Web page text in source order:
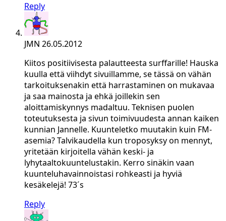
Reply
JMN 26.05.2012
Kiitos positiivisesta palautteesta surffarille! Hauska
kuulla että viihdyt sivuillamme, se tässä on vähän
tarkoituksenakin että harrastaminen on mukavaa
ja saa mainosta ja ehkä joillekin sen
aloittamiskynnys madaltuu. Teknisen puolen
toteutuksesta ja sivun toimivuudesta annan kaiken
kunnian Jannelle. Kuunteletko muutakin kuin FM-
asemia? Talvikaudella kun troposyksy on mennyt,
yritetään kirjoitella vähän keski- ja
lyhytaaltokuuntelustakin. Kerro sinäkin vaan
kuunteluhavainnoistasi rohkeasti ja hyviä
kesäkelejä! 73´s
Reply